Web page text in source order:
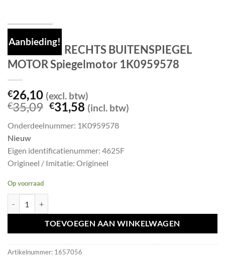
Aanbieding!
GOLF 7 7.5 RECHTS BUITENSPIEGEL
MOTOR Spiegelmotor 1K0959578
€26,10 (excl. btw)
€35,09 Oorspronkelijke
prijs
was:
€31,58Huidige
prijs
is:
(incl. btw)
Onderdeelnummer: 1K0959578
Nieuw
Eigen identificatienummer: 4625F
Origineel / Imitatie: Origineel
Op voorraad
TOEVOEGEN AAN WINKELWAGEN
Artikelnummer: 1657056